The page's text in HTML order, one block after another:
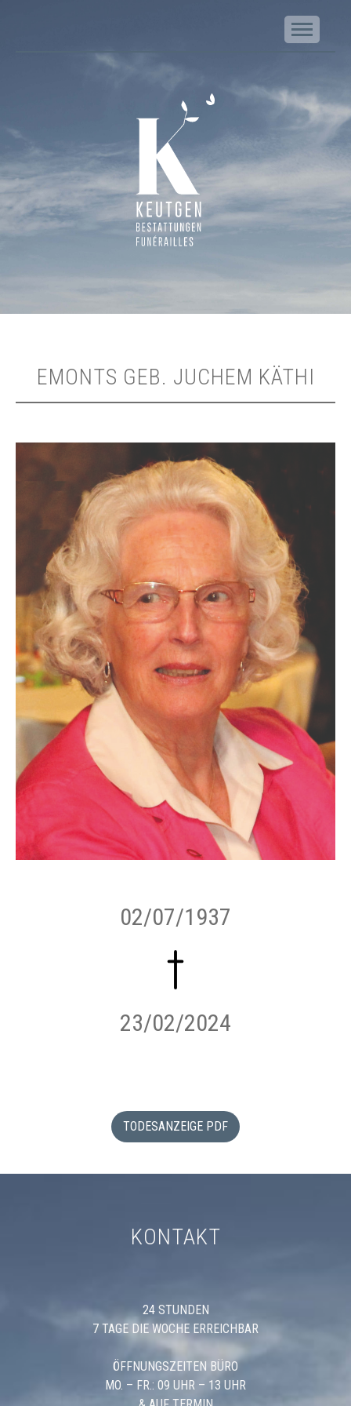
Keutgen | Bestattungen - Funérailles
EMONTS GEB. JUCHEM KÄTHI
02/07/1937
23/02/2024
TODESANZEIGE PDF
KONTAKT
24 STUNDEN
7 TAGE DIE WOCHE ERREICHBAR
ÖFFNUNGSZEITEN BÜRO
MO. – FR.: 09 UHR – 13 UHR